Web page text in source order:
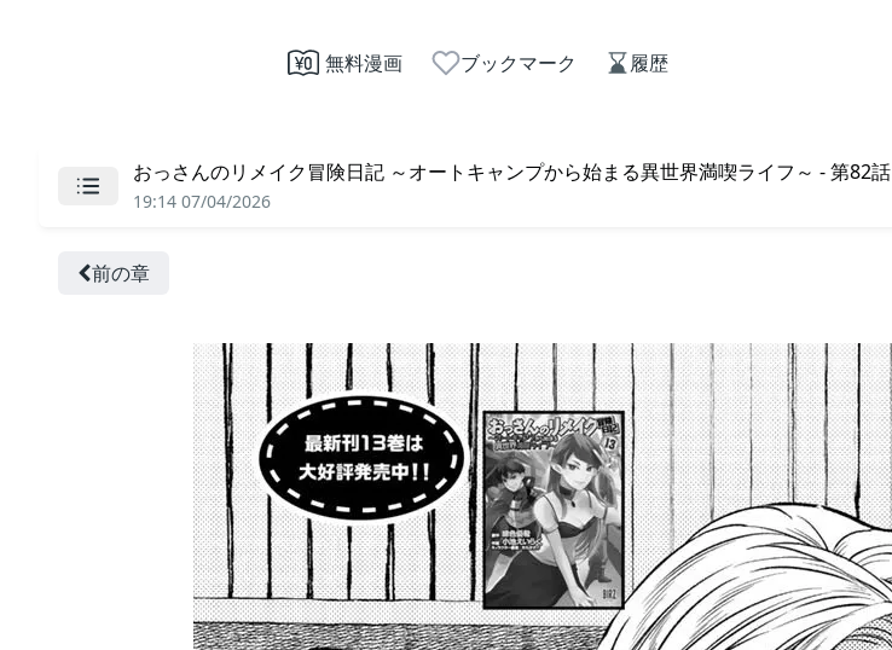
無料漫画 ブックマーク 履歴
おっさんのリメイク冒険日記 ～オートキャンプから始まる異世界満喫ライフ～ - 第82話
19:14 07/04/2026
前の章